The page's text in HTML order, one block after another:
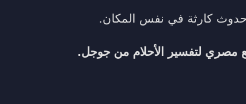
حدوث كارثة في نفس المكان.
مصري لتفسير الأحلام من جوجل.